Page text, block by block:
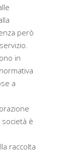
però
in
a
è
raccolta